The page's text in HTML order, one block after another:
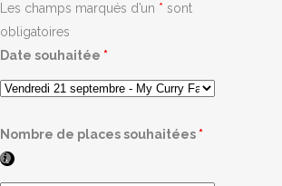
Les champs marqués d’un * sont
obligatoires
Date souhaitée *
Nombre de places souhaitées *